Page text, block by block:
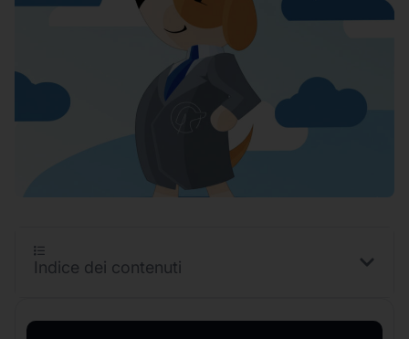
Indice dei contenuti